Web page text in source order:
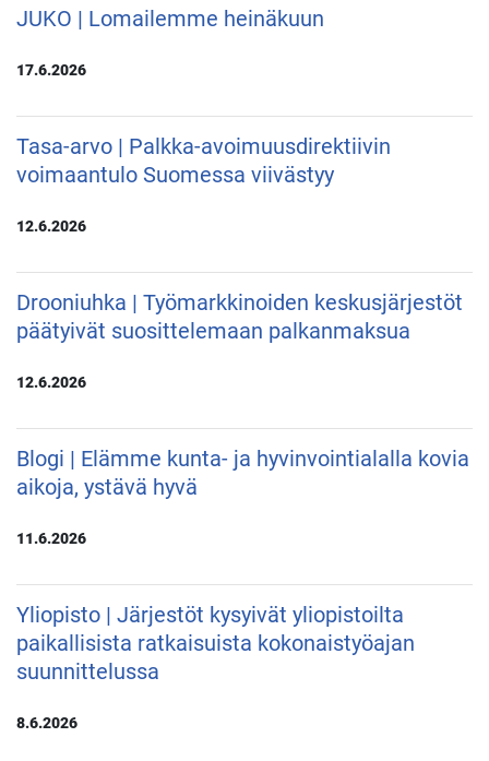
JUKO | Lomailemme heinäkuun
17.6.2026
Tasa-arvo | Palkka-avoimuusdirektiivin
voimaantulo Suomessa viivästyy
12.6.2026
Drooniuhka | Työmarkkinoiden keskusjärjestöt
päätyivät suosittelemaan palkanmaksua
12.6.2026
Blogi | Elämme kunta- ja hyvinvointialalla kovia
aikoja, ystävä hyvä
11.6.2026
Yliopisto | Järjestöt kysyivät yliopistoilta
paikallisista ratkaisuista kokonaistyöajan
suunnittelussa
8.6.2026